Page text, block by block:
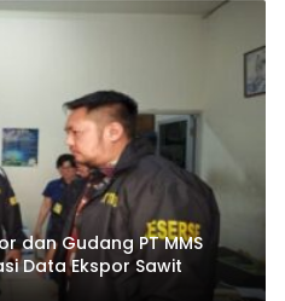
dan Gudang PT MMS
Data Ekspor Sawit